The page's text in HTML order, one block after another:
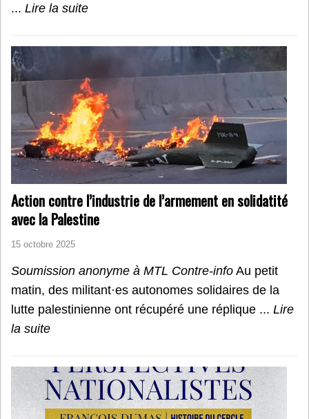
... Lire la suite
Action contre l’industrie de l’armement en solidatité
avec la Palestine
15 octobre 2025
Soumission anonyme à MTL Contre-info Au petit
matin, des militant·es autonomes solidaires de la
lutte palestinienne ont récupéré une réplique ... Lire
la suite